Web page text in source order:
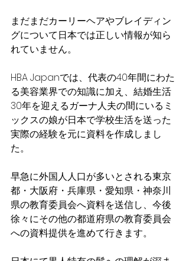
まだまだカーリーヘアやブレイディン
グについて日本では正しい情報が知ら
れていません。
HBA Japanでは、代表の40年間にわた
る美容業界での知識に加え、結婚生活
30年を迎えるガーナ人夫の間にいるミ
ックスの娘が日本で学校生活を送った
実際の経験を元に資料を作成しまし
た。
早急に外国人人口が多いとされる東京
都・大阪府・兵庫県・愛知県・神奈川
県の教育委員会へ資料を送信し、今後
徐々にその他の都道府県の教育委員会
への資料提供を進めて行きます。